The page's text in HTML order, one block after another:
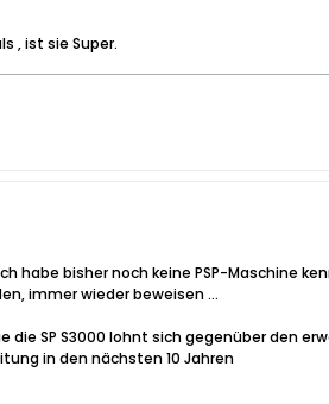
, ist sie Super.
habe bisher noch keine PSP-Maschine
immer wieder beweisen ...
SP S3000 lohnt sich gegenüber den
in den nächsten 10 Jahren